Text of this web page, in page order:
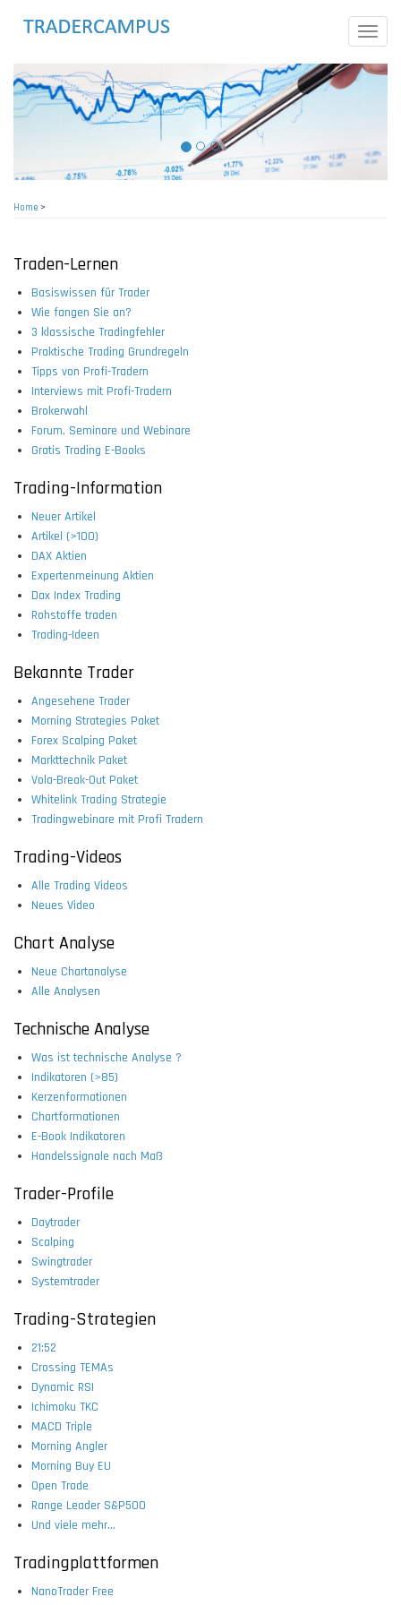
content
Toggle
Home>
Traden-Lernen
Basiswissen für Trader
Wie fangen Sie an?
3 klassische Tradingfehler
Praktische Trading Grundregeln
Tipps von Profi-Tradern
Interviews mit Profi-Tradern
Brokerwahl
Forum, Seminare und Webinare
Gratis Trading E-Books
Trading-Information
Neuer Artikel
Artikel (>100)
DAX Aktien
Expertenmeinung Aktien
Dax Index Trading
Rohstoffe traden
Trading-Ideen
Bekannte Trader
Angesehene Trader
Morning Strategies Paket
Forex Scalping Paket
Markttechnik Paket
Vola-Break-Out Paket
Whitelink Trading Strategie
Tradingwebinare mit Profi Tradern
Trading-Videos
Alle Trading Videos
Neues Video
Chart Analyse
Neue Chartanalyse
Alle Analysen
Technische Analyse
Was ist technische Analyse ?
Indikatoren (>85)
Kerzenformationen
Chartformationen
E-Book Indikatoren
Handelssignale nach Maß
Trader-Profile
Daytrader
Scalping
Swingtrader
Systemtrader
Trading-Strategien
21:52
Crossing TEMAs
Dynamic RSI
Ichimoku TKC
MACD Triple
Morning Angler
Morning Buy EU
Open Trade
Range Leader S&P500
Und viele mehr...
Tradingplattformen
NanoTrader Free